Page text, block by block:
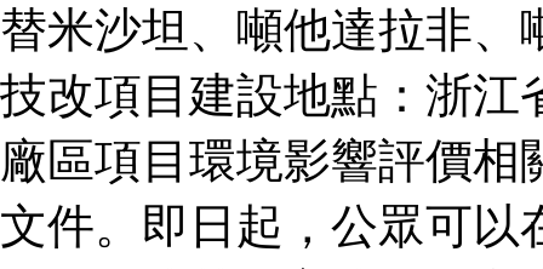
替米沙坦、噸他達拉非
技改項目建設地點：浙江
廠區項目環境影響評價
文件。即日起，公眾可以